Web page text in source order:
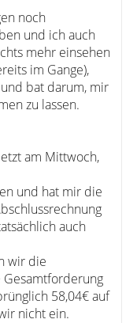
noch
und ich auch
mehr einsehen
im Gange),
bat darum, mir
zu lassen.
am Mittwoch,
und hat mir die
auch
wir die
58,04€ auf
nicht ein.